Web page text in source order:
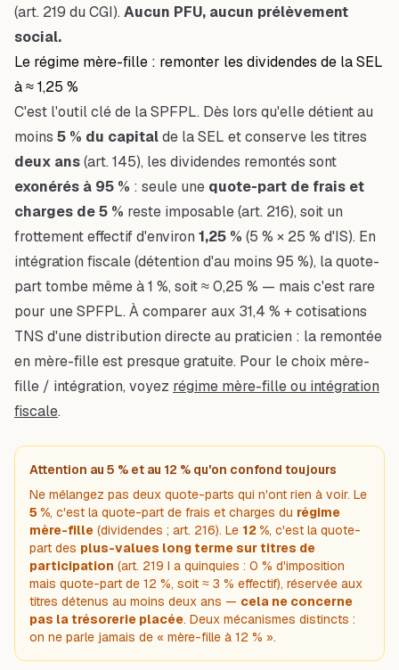
(art. 219 du CGI). Aucun PFU, aucun prélèvement
social.
Le régime mère-fille : remonter les dividendes de la SEL
à ≈ 1,25 %
C'est l'outil clé de la SPFPL. Dès lors qu'elle détient au
moins 5 % du capitalde la SEL et conserve les titres
deux ans(art. 145), les dividendes remontés sont
exonérés à 95 % : seule une quote-part de frais et
charges de 5 % reste imposable (art. 216), soit un
frottement effectif d'environ 1,25 % (5 % × 25 % d'IS). En
intégration fiscale (détention d'au moins 95 %), la quote-
part tombe même à 1 %, soit ≈ 0,25 % — mais c'est rare
pour une SPFPL. À comparer aux 31,4 % + cotisations
TNS d'une distribution directe au praticien : la remontée
en mère-fille est presque gratuite. Pour le choix mère-
fille / intégration, voyez régime mère-fille ou intégration
fiscale.
Attention au 5 % et au 12 % qu'on confond toujours
Ne mélangez pas deux quote-parts qui n'ont rien à voir. Le
5 %, c'est la quote-part de frais et charges du régime
mère-fille (dividendes ; art. 216). Le 12 %, c'est la quote-
part des plus-values long terme sur titres de
participation (art. 219 I a quinquies : 0 % d'imposition
mais quote-part de 12 %, soit ≈ 3 % effectif), réservée aux
titres détenus au moins deux ans — cela ne concerne
pas la trésorerie placée. Deux mécanismes distincts :
on ne parle jamais de « mère-fille à 12 % ».